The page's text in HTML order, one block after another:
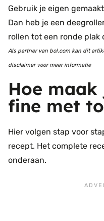
Gebruik je eigen
Dan heb je een
rollen tot een ronde plak
Als partner van bol.com kan dit
disclaimer voor meer informatie
Hoe
fine met
Hier volgen stap voor
recept. Het complete
onderaan.